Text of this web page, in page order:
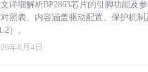
详细解析BP2863芯片的引脚功能及
照表。内容涵盖驱动配置、保护机
）。
年8月4日